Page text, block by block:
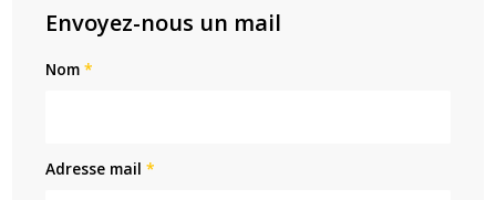
Envoyez-nous un mail
Nom*
Adresse mail*